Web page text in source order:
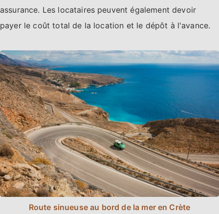
assurance. Les locataires peuvent également devoir
payer le coût total de la location et le dépôt à l'avance.
Route sinueuse au bord de la mer en Crète